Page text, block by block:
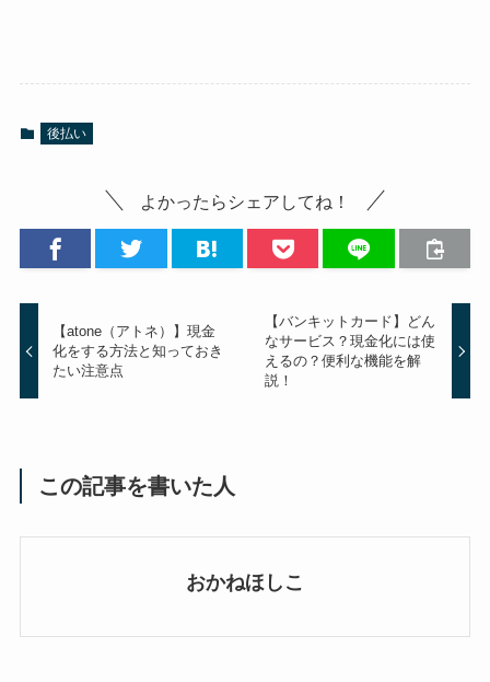
後払い
よかったらシェアしてね！
【atone（アトネ）】現金
化をする方法と知っておき
たい注意点
【バンキットカード】どん
なサービス？現金化には使
えるの？便利な機能を解
説！
この記事を書いた人
おかねほしこ